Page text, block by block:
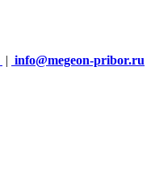
| info@megeon-pribor.ru